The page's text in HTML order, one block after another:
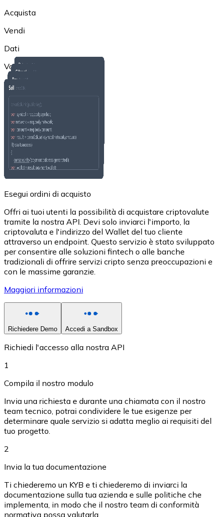
ETH
USD Coin
LTC
XRP
Vedi tutto
Buoni cripto
Acquista
Vendi
Dati
Voucher regalo
Esegui ordini di acquisto
Offri ai tuoi utenti la possibilità di acquistare criptovalute
tramite la nostra API. Devi solo inviarci l'importo, la
criptovaluta e l'indirizzo del Wallet del tuo cliente
attraverso un endpoint. Questo servizio è stato sviluppato
per consentire alle soluzioni fintech o alle banche
tradizionali di offrire servizi cripto senza preoccupazioni e
con le massime garanzie.
Maggiori informazioni
Richiedere Demo Accedi a Sandbox
Richiedi l'accesso alla nostra API
1
Compila il nostro modulo
Invia una richiesta e durante una chiamata con il nostro
team tecnico, potrai condividere le tue esigenze per
determinare quale servizio si adatta meglio ai requisiti del
tuo progetto.
2
Invia la tua documentazione
Ti chiederemo un KYB e ti chiederemo di inviarci la
documentazione sulla tua azienda e sulle politiche che
implementa, in modo che il nostro team di conformità
normativa possa valutarla.